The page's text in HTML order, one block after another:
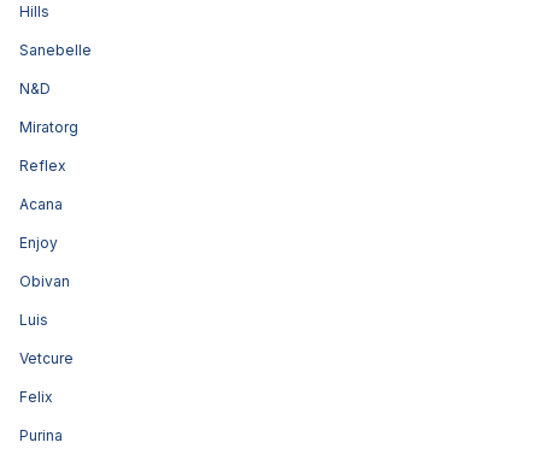
Hills
Sanebelle
N&D
Miratorg
Reflex
Acana
Enjoy
Obivan
Luis
Vetcure
Felix
Purina